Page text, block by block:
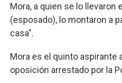
Mora, a quien se lo llevaron
(esposado), lo montaron a
casa".
Mora es el quinto aspirante
oposición arrestado por la